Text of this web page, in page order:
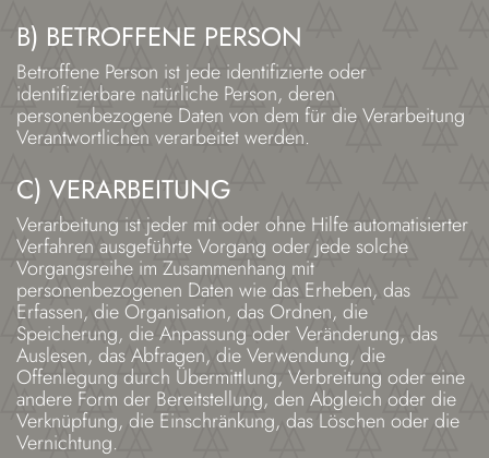
B) BETROFFENE PERSON
Betroffene Person ist jede identifizierte oder
identifizierbare natürliche Person, deren
personenbezogene Daten von dem für die Verarbeitung
Verantwortlichen verarbeitet werden.
C) VERARBEITUNG
Verarbeitung ist jeder mit oder ohne Hilfe automatisierter
Verfahren ausgeführte Vorgang oder jede solche
Vorgangsreihe im Zusammenhang mit
personenbezogenen Daten wie das Erheben, das
Erfassen, die Organisation, das Ordnen, die
Speicherung, die Anpassung oder Veränderung, das
Auslesen, das Abfragen, die Verwendung, die
Offenlegung durch Übermittlung, Verbreitung oder eine
andere Form der Bereitstellung, den Abgleich oder die
Verknüpfung, die Einschränkung, das Löschen oder die
Vernichtung.